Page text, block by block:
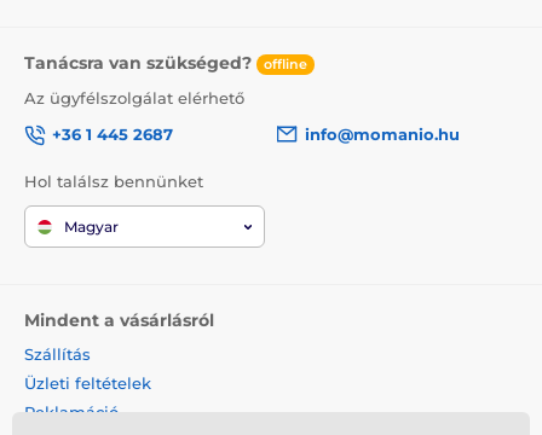
Tanácsra van szükséged? offline
Az ügyfélszolgálat elérhető
+36 1 445 2687
info@momanio.hu
Hol találsz bennünket
Magyar
Mindent a vásárlásról
Szállítás
Üzleti feltételek
Reklamáció